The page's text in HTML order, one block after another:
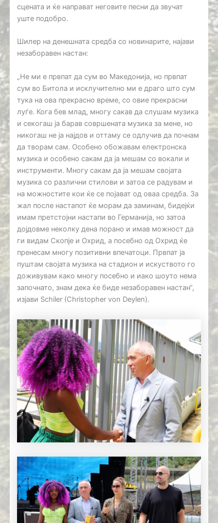
сцената и ќе направат неговите песни да звучат
уште подобро.
Шилер на денешната средба со новинарите, најави
незаборавен настан:
„Не ми е првпат да сум во Македонија, но првпат
сум во Битола и исклучително ми е драго што сум
тука на ова прекрасно време, со овие прекрасни
луѓе. Кога бев млад, многу сакав да слушам музика
и секогаш ја барав совршената музика за мене, но
никогаш не ја најдов и оттаму се одлучив да почнам
да творам сам. Особено обожавам електронска
музика и особено сакам да ја мешам со вокали и
инструменти. Многу сакам да ја мешам својата
музика со различни стилови и затоа се радувам и
на можностите кои ќе се појават од оваа средба. За
жал после настапот ќе морам да заминам, бидејќи
имам претстојни настапи во Германија, но затоа
дојдовме неколку дена порано и имав можност да
ги видам Скопје и Охрид, а посебно од Охрид ќе
пренесам многу позитивни впечатоци. Првпат ја
пуштам својата музика на стадион и искуството го
доживувам како многу посебно и иако шоуто нема
започнато, знам дека ќе биде незаборавен настан“,
изјави Schiler (Christopher von Deylen).